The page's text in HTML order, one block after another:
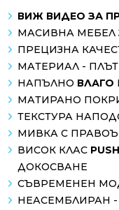
ВИЖ ВИДЕО ЗА
МАСИВНА МЕБЕЛ
ПРЕЦИЗНА
МАТЕРИАЛ -
НАПЪЛНО ВЛАГО
МАТИРАНО
ТЕКСТУРА
МИВКА С
ВИСОК КЛАС PUSH
ДОКОСВАНЕ
СЪВРЕМЕНЕН
НЕАСЕМБЛИРАН